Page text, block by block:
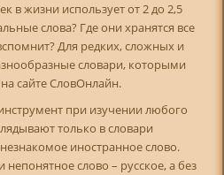
в жизни использует от 2 до 2,5
слова? Где они хранятся все
Для редких, сложных и
словари, которыми
сайте СловОнлайн.
при изучении любого
только в словари
иностранное слово.
слово – русское, а без